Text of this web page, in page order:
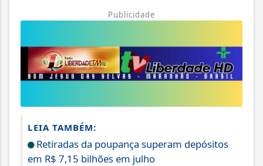
Publicidade
LEIA TAMBÉM:
Retiradas da poupança superam depósitos
em R$ 7,15 bilhões em julho